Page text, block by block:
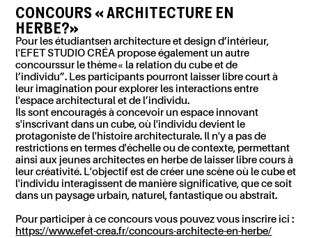
CONCOURS « ARCHITECTURE EN
HERBE?»
Pour les étudiantsen architecture et design d’intérieur,
l'EFET STUDIO CRÉA propose également un autre
concourssur le thème« la relation du cube et de
l’individu”. Les participants pourront laisser libre court à
leur imagination pourexplorer les interactions entre
l'espace architectural etde l’individu.
Ils sont encouragés à concevoir un espace innovant
s'inscrivant dans un cube, où l'individu devient le
protagoniste de l'histoire architecturale. Il n'y a pas de
restrictions en termes d'échelle ou de contexte, permettant
ainsi aux jeunes architectes en herbe de laisser libre cours à
leur créativité. L'objectif est de créer une scène où le cube et
l'individu interagissent de manière significative, que ce soit
dans un paysage urbain, naturel, fantastique ou abstrait.
Pour participer à ce concours vous pouvez vous inscrire ici :
https://www.efet-crea.fr/concours-architecte-en-herbe/